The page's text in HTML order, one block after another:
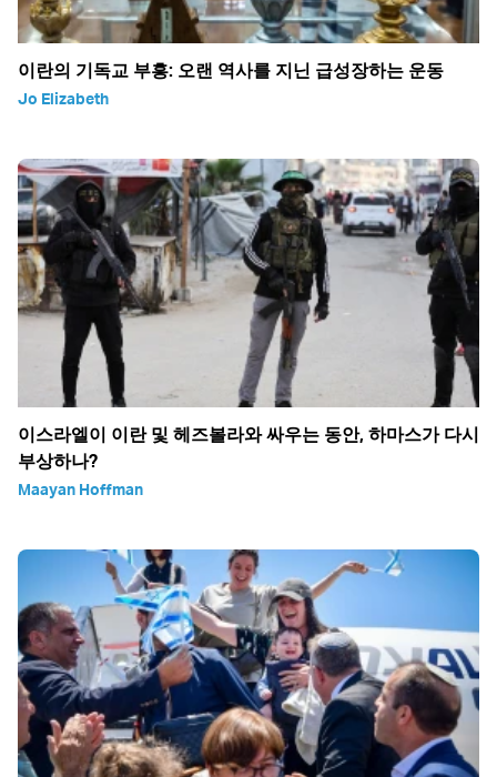
이란의 기독교 부흥: 오랜 역사를 지닌 급성장하는 운동
Jo Elizabeth
이스라엘이 이란 및 헤즈볼라와 싸우는 동안, 하마스가 다시
부상하나?
Maayan Hoffman